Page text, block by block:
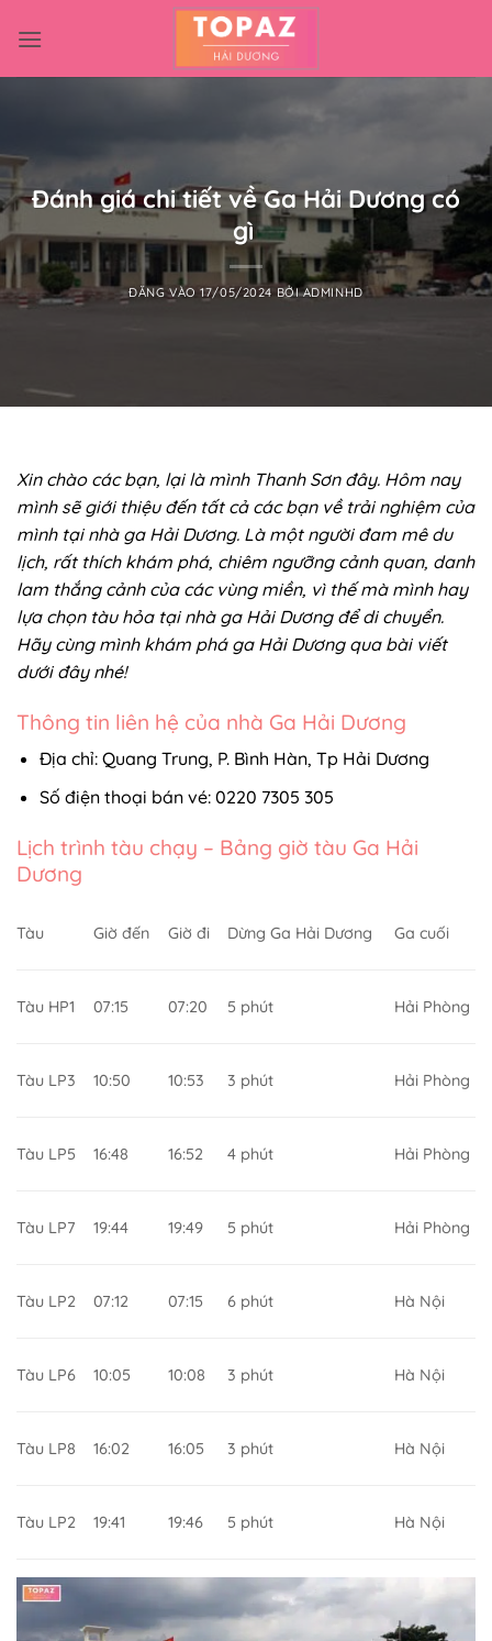
qua
Đánh giá chi tiết về Ga Hải Dương có
gì
ĐĂNG VÀO17/05/2024 BỞIADMINHD
Xin chào các bạn, lại là mình Thanh Sơn đây. Hôm nay
mình sẽ giới thiệu đến tất cả các bạn về trải nghiệm của
mình tại nhà ga Hải Dương. Là một người đam mê du
lịch, rất thích khám phá, chiêm ngưỡng cảnh quan, danh
lam thắng cảnh của các vùng miền, vì thế mà mình hay
lựa chọn tàu hỏa tại nhà ga Hải Dương để di chuyển.
Hãy cùng mình khám phá ga Hải Dương qua bài viết
dưới đây nhé!
Thông tin liên hệ của nhà Ga Hải Dương
Địa chỉ: Quang Trung, P. Bình Hàn, Tp Hải Dương
Số điện thoại bán vé: 0220 7305 305
Lịch trình tàu chạy – Bảng giờ tàu Ga Hải
Dương
Tàu Giờ đến Giờ đi Dừng Ga Hải Dương Ga cuối
Tàu HP1 07:15 07:20 5 phút Hải Phòng
Tàu LP3 10:50 10:53 3 phút Hải Phòng
Tàu LP5 16:48 16:52 4 phút Hải Phòng
Tàu LP7 19:44 19:49 5 phút Hải Phòng
Tàu LP2 07:12 07:15 6 phút Hà Nội
Tàu LP6 10:05 10:08 3 phút Hà Nội
Tàu LP8 16:02 16:05 3 phút Hà Nội
Tàu LP2 19:41 19:46 5 phút Hà Nội